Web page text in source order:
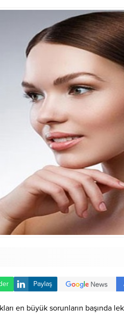
Paylaş
en büyük sorunların başında